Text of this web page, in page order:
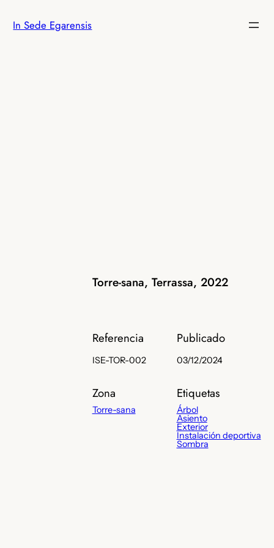
In Sede Egarensis
Torre-sana, Terrassa, 2022
Referencia
ISE-TOR-002
Zona
Torre-sana
Publicado
03/12/2024
Etiquetas
Árbol
Asiento
Exterior
Instalación deportiva
Sombra